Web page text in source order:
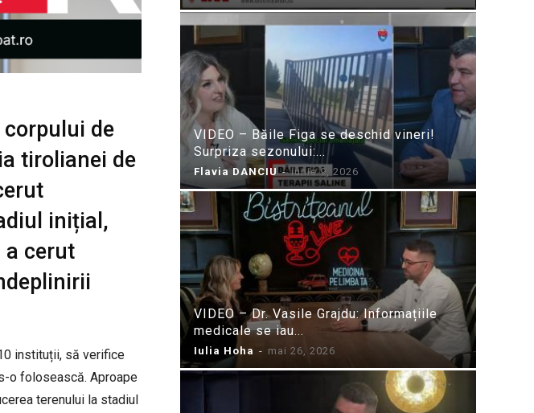
de
tirolianei de
inițial,
cerut
instituții, să verifice
o folosească. Aproape
terenului la stadiul
VIDEO – Băile Figa se deschid vineri!
Surpriza sezonului:...
Flavia DANCIU - iunie 9, 2026
VIDEO – Dr. Vasile Grajdu: Informațiile
medicale se iau...
Iulia Hoha - mai 26, 2026